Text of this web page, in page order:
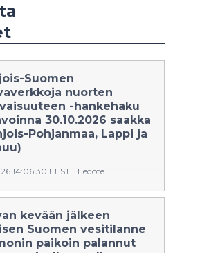
Suomen
nuorten
-hankehaku
30.10.2026 saakka
Pohjanmaa, Lappi ja
14:06:30 EEST | Tiedote
sosiaalirahaston (ESR+)
toimintalinjan 5.
innovaatioiden Suomi
5.1.
kevään jälkeen
Suomen vesitilanne
paikoin palannut